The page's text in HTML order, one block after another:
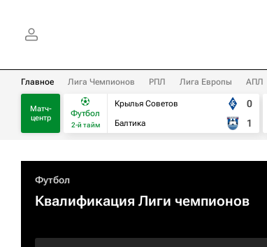
Главное Лига Чемпионов РПЛ Лига Европы АПЛ
Матч-
центр
Футбол
2-й тайм
Крылья Советов
Балтика
0
1
Футбол
Квалификация Лиги чемпионов